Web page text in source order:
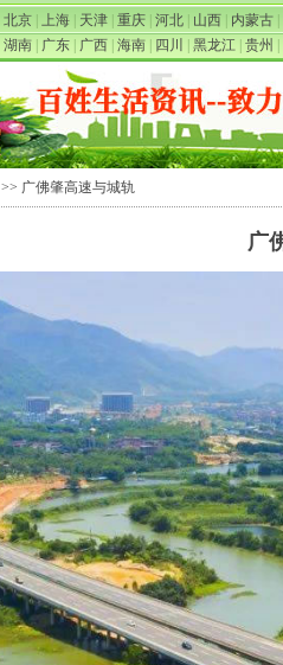
北京 上海 天津 重庆 河北 山西 内蒙古
湖南
广东 广西 海南 四川 黑龙江 贵州
>> 广佛肇高速与城轨
广